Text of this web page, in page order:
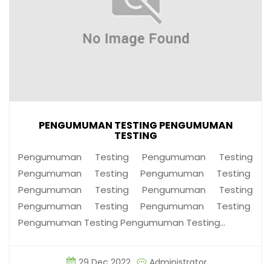
PENGUMUMAN TESTING PENGUMUMAN
TESTING
Pengumuman Testing Pengumuman Testing
Pengumuman Testing Pengumuman Testing
Pengumuman Testing Pengumuman Testing
Pengumuman Testing Pengumuman Testing
Pengumuman Testing Pengumuman Testing…